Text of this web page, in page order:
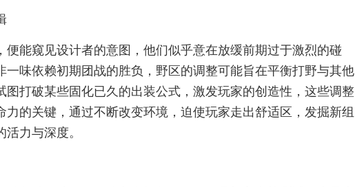
便能窥见设计者的意图，他们似乎意在放缓前期过于激烈的碰
一味依赖初期团战的胜负，野区的调整可能旨在平衡打野与其他
图打破某些固化已久的出装公式，激发玩家的创造性，这些调整
的关键，通过不断改变环境，迫使玩家走出舒适区，发掘新组
力与深度。